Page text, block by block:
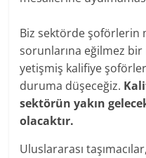
Biz sektörde şoförlerin
sorunlarına eğilmez
yetişmiş kalifiye
duruma düşeceğiz.
sektörün yakın
olacaktır.
Uluslararası